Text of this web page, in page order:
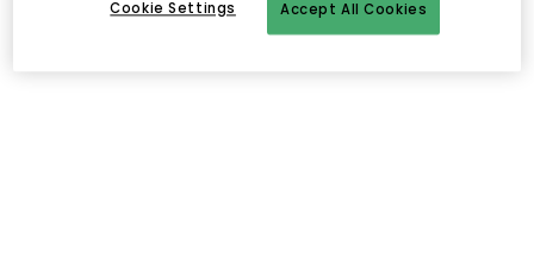
Accept All Cookies
Cookie Settings